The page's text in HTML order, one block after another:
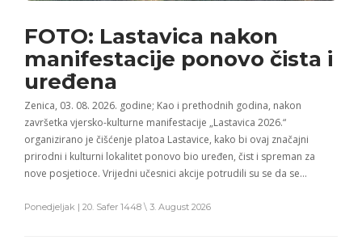
FOTO: Lastavica nakon
manifestacije ponovo čista i
uređena
Zenica, 03. 08. 2026. godine; Kao i prethodnih godina, nakon
završetka vjersko-kulturne manifestacije „Lastavica 2026.“
organizirano je čišćenje platoa Lastavice, kako bi ovaj značajni
prirodni i kulturni lokalitet ponovo bio uređen, čist i spreman za
nove posjetioce. Vrijedni učesnici akcije potrudili su se da se…
Ponedjeljak | 20. Safer 1448 \ 3. August 2026